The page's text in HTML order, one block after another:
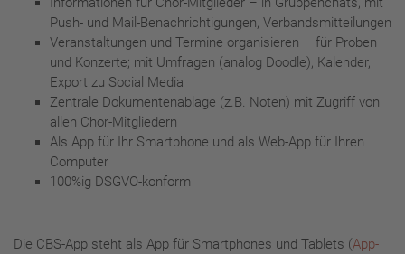
Push- und Mail-Benachrichtigungen, Verbandsmitteilungen
Veranstaltungen und Termine organisieren – für Proben
und Konzerte; mit Umfragen (analog Doodle), Kalender,
Export zu Social Media
Zentrale Dokumentenablage (z.B. Noten) mit Zugriff von
allen Chor-Mitgliedern
Als App für Ihr Smartphone und als Web-App für Ihren
Computer
100%ig DSGVO-konform
Die CBS-App steht als App für Smartphones und Tablets (App-